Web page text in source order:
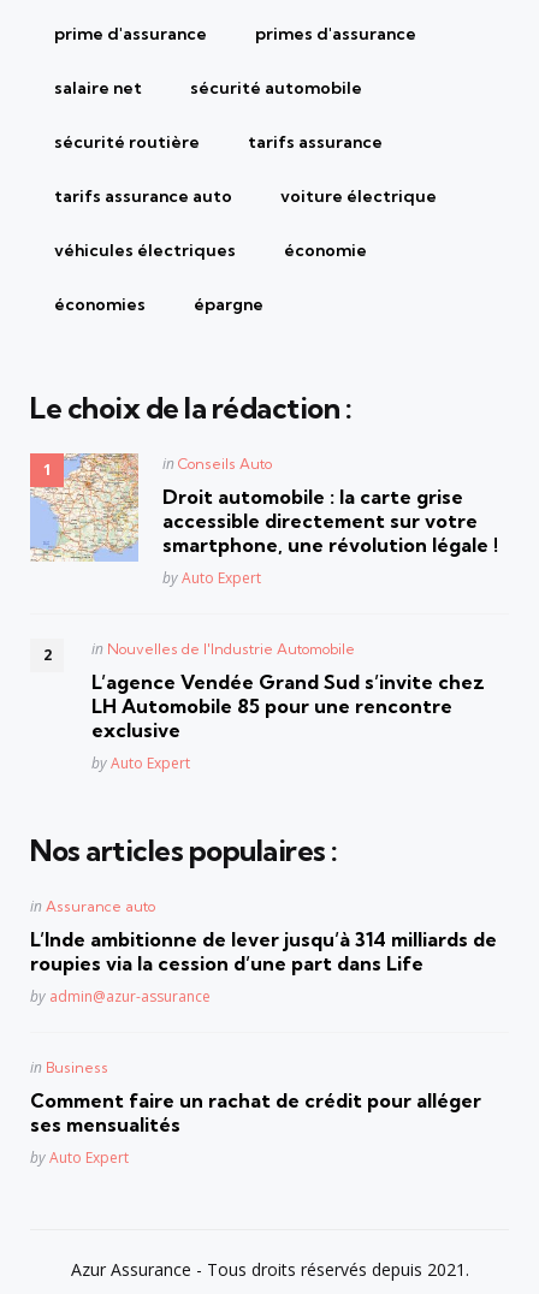
prime d'assurance primes d'assurance
salaire net sécurité automobile
sécurité routière tarifs assurance
tarifs assurance auto voiture électrique
véhicules électriques économie
économies épargne
Le choix de la rédaction :
Posted
in Conseils Auto
Droit automobile : la carte grise
accessible directement sur votre
smartphone, une révolution légale !
Posted
byAuto Expert
Posted
in Nouvelles de l'Industrie Automobile
L’agence Vendée Grand Sud s’invite chez
LH Automobile 85 pour une rencontre
exclusive
Posted
byAuto Expert
Nos articles populaires :
Posted
in Assurance auto
L’Inde ambitionne de lever jusqu’à 314 milliards de
roupies via la cession d’une part dans Life
Posted
by admin@azur-assurance
Posted
in Business
Comment faire un rachat de crédit pour alléger
ses mensualités
Posted
byAuto Expert
Azur Assurance - Tous droits réservés depuis 2021.